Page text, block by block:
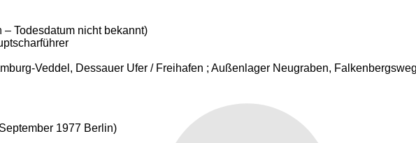
Todesdatum nicht bekannt)
Veddel, Dessauer Ufer / Freihafen ; Außenlager Neugraben,
1977 Berlin)